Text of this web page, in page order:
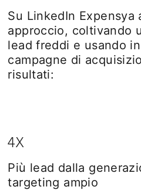
Su LinkedIn
approccio, coltivando
lead freddi e usando
campagne di
risultati:
4X
Più lead dalla
targeting ampio